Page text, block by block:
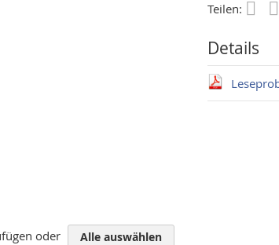
Teilen:
Details
oder Alle auswählen